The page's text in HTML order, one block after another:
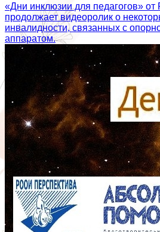
«Дни инклюзии для педагогов»
продолжает видеоролик о
инвалидности, связанных с
аппаратом.